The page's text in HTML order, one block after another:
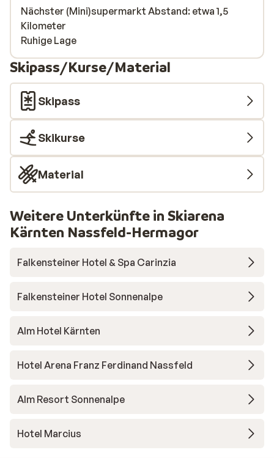
Nächster (Mini)supermarkt Abstand: etwa 1,5
Kilometer
Ruhige Lage
Skipass/Kurse/Material
Skipass
Skikurse
Material
Weitere Unterkünfte in Skiarena
Kärnten Nassfeld-Hermagor
Falkensteiner Hotel & Spa Carinzia
Falkensteiner Hotel Sonnenalpe
Alm Hotel Kärnten
Hotel Arena Franz Ferdinand Nassfeld
Alm Resort Sonnenalpe
Hotel Marcius